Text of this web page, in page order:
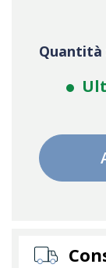
Quantità